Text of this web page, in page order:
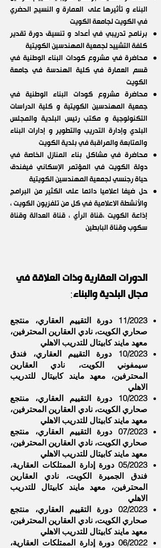
البناء و تأثيرها على العمارة و النسيج الحضري
في الكويت لجامعة الكويت
برنامج تدريبي في أعداد و تنسيق دورة تقدير
كلفة التشييد لجمعية المهندسين الكويتية
محاضرة في مشروع كودات البناء الوطنية في
قسم العمارة في كلية الهندسة في جامعة
الكويت
محاضرة مشروع كودات البناء الوطنية في
جمعية المهندسين الكويتية و كلية الدراسات
التكنولوجية و مكتب رئيس البلدية والمجلس
البلدي وإدارة التدريب والتطوير و إدارات البناء
والمتابعة والمراقبة في بلدية الكويت
محاضرة في مشاكل بناء المنازل الخاصة في
دولة الكويت في المؤتمر الإسكاني فيفندق
حياة رجنسي لجمعية المهندسين الكويتية
حل ضيفا اعلاميا دائما على الكثير من البرامج
والأنشطة الاعلامية فيكل من تلفزيون الكويت ،
إذاعة الكويت ،قناة الرأي ، قناة العدالة وقناة
سكوب وقناة البابطين
الدورات العقارية وذات العلاقة في
مجال البلدية والبناء:
11/2023 دورة التقييم العقاري، منتجع
صحاري الكويت، نادي العقارين المحترفين،
معهد مايند كابيتال للتدريب الاهلي
10/2023 دورة التقييم العقاري، فندق
سيمفوني الكويت، نادي العقارين
المحترفين، معهد مايند كابيتال للتدريب
الاهلي
10/2023 دورة التقييم العقاري، منتجع
صحاري الكويت، نادي العقارين المحترفين،
معهد مايند كابيتال للتدريب الاهلي
07/2023 دورة التقييم العقاري، منتجع
صحاري الكويت، نادي العقارين المحترفين،
معهد مايند كابيتال للتدريب الاهلي
05/2023 دورة إدارة الممتلكات العقارية،
فندق الجميرة الكويت، نادي العقارين
المحترفين، معهد مايند كابيتال للتدريب
الاهلي
02/2023 دورة التقييم العقاري، منتجع
صحاري الكويت، نادي العقارين المحترفين،
معهد مايند كابيتال للتدريب الاهلي
06/2022 دورة إدارة الممتلكات العقارية،